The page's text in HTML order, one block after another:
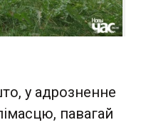
у адрозненне
павагай